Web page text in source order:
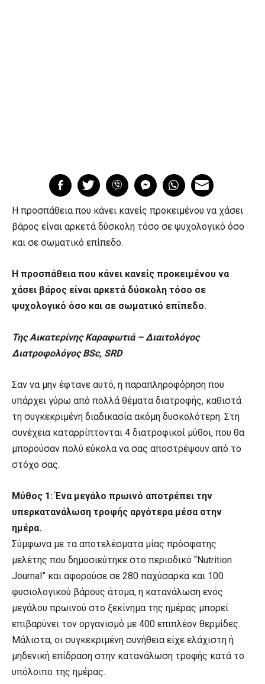
Η προσπάθεια που κάνει κανείς προκειμένου να χάσει
βάρος είναι αρκετά δύσκολη τόσο σε ψυχολογικό όσο
και σε σωματικό επίπεδο.
Η προσπάθεια που κάνει κανείς προκειμένου να
χάσει βάρος είναι αρκετά δύσκολη τόσο σε
ψυχολογικό όσο και σε σωματικό επίπεδο.
Της Αικατερίνης Καραφωτιά – Διαιτολόγος
Διατροφολόγος BSc, SRD
Σαν να μην έφτανε αυτό, η παραπληροφόρηση που
υπάρχει γύρω από πολλά θέματα διατροφής, καθιστά
τη συγκεκριμένη διαδικασία ακόμη δυσκολότερη. Στη
συνέχεια καταρρίπτονται 4 διατροφικοί μύθοι, που θα
μπορούσαν πολύ εύκολα να σας αποστρέψουν από το
στόχο σας.
Μύθος 1: Ένα μεγάλο πρωινό αποτρέπει την
υπερκατανάλωση τροφής αργότερα μέσα στην
ημέρα.
Σύμφωνα με τα αποτελέσματα μίας πρόσφατης
μελέτης που δημοσιεύτηκε στο περιοδικό “Nutrition
Journal” και αφορούσε σε 280 παχύσαρκα και 100
φυσιολογικού βάρους άτομα, η κατανάλωση ενός
μεγάλου πρωινού στο ξεκίνημα της ημέρας μπορεί
επιβαρύνει τον οργανισμό με 400 επιπλέον θερμίδες.
Μάλιστα, οι συγκεκριμένη συνήθεια είχε ελάχιστη ή
μηδενική επίδραση στην κατανάλωση τροφής κατά το
υπόλοιπο της ημέρας.